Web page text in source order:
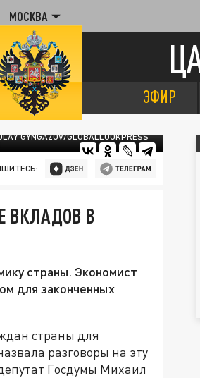
МОСКВА
ЭФИР
GYNGAZOV/GLOBALLOOKPRESS
ВКЛАДОВ В
страны. Экономист
для законченных
страны для
разговоры на эту
Госдумы Михаил